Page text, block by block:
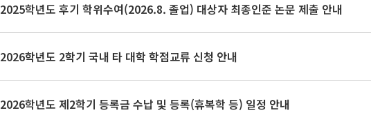
2025학년도 후기 학위수여(2026.8. 졸업) 대상자 최종인준 논문 제출 안내
2026학년도 2학기 국내 타 대학 학점교류 신청 안내
2026학년도 제2학기 등록금 수납 및 등록(휴복학 등) 일정 안내